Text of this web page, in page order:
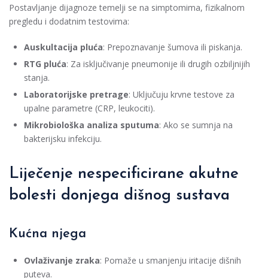
Postavljanje dijagnoze temelji se na simptomima, fizikalnom
pregledu i dodatnim testovima:
Auskultacija pluća: Prepoznavanje šumova ili piskanja.
RTG pluća: Za isključivanje pneumonije ili drugih ozbiljnijih
stanja.
Laboratorijske pretrage: Uključuju krvne testove za
upalne parametre (CRP, leukociti).
Mikrobiološka analiza sputuma: Ako se sumnja na
bakterijsku infekciju.
Liječenje nespecificirane akutne
bolesti donjega dišnog sustava
Kućna njega
Ovlaživanje zraka: Pomaže u smanjenju iritacije dišnih
puteva.